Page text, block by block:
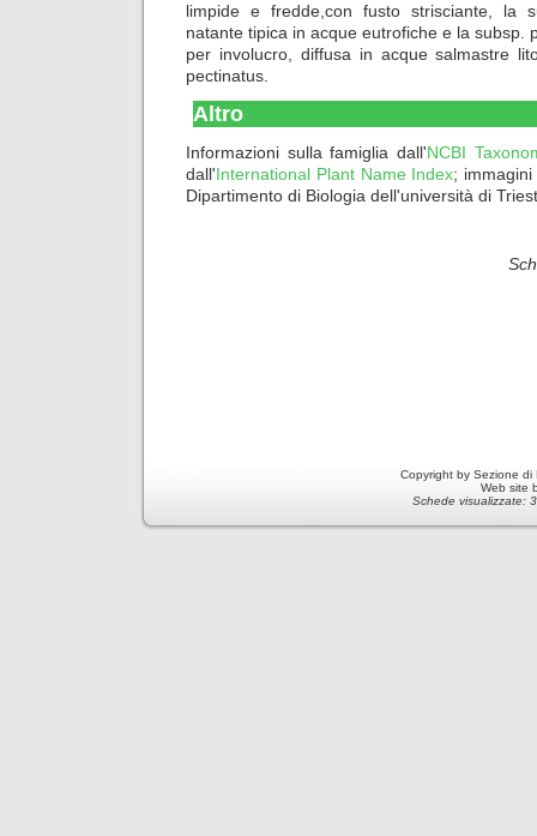
limpide e fredde,con fusto strisciante, la
natante tipica in acque eutrofiche e la subsp.
per involucro, diffusa in acque salmastre
pectinatus.
Altro
Informazioni sulla famiglia dall'NCBI
dall'International Plant Name Index;
Dipartimento di Biologia dell'università di
Copyright by Sezione
Web site
Schede visualizzate: